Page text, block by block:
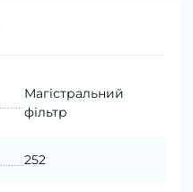
Магістральний
фільтр
252